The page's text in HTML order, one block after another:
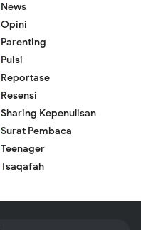
News
Opini
Parenting
Puisi
Reportase
Resensi
Sharing Kepenulisan
Surat Pembaca
Teenager
Tsaqafah